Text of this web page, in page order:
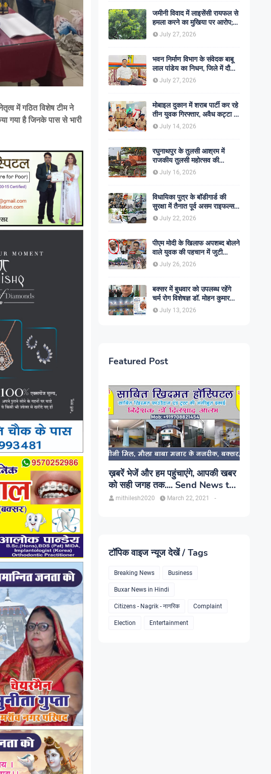
में गठित विशेष टीम ने
गया है जिनके पास से भारी
जमीनी विवाद में लाइसेंसी रायफल से
हमला करने का मुखिया पर आरोप;
मामले की जांच में जुटी पुलिस
July 27, 2026
भवन निर्माण विभाग के संवेदक बाबू
लाल पांडेय का निधन, जिले में दौड़ी
शोक की लहर
July 27, 2026
मोबाइल दुकान में शराब पार्टी कर रहे
तीन युवक गिरफ्तार, अवैध कट्टा व
कारतूस बरामद
July 14, 2026
रघुनाथपुर के तुलसी आश्रम में
राजकीय तुलसी महोत्सव की
अनुशंसा, बीडीओ ने भेजी
सकारात्मक रिपोर्ट
July 16, 2026
विधायिका पुत्र के बॉडीगार्ड की
सुरक्षा में तैनात पूर्व असम राइफल्स
जवान की गोली मारकर हत्या,
सहकर्मी अंगरक्षक गिरफ्तार
July 22, 2026
पीएम मोदी के खिलाफ अपशब्द बोलने
वाले युवक की पहचान में जुटी
पुलिस, बक्सर एसपी ने दिए सख्त
कार्रवाई के संकेत
July 26, 2026
बक्सर में बुधवार को उपलब्ध रहेंगे
चर्म रोग विशेषज्ञ डॉ. मोहन कुमार
सिंह, प्रकाश यूरो क्लिनिक में होगा
परामर्श
July 13, 2026
Featured Post
ख़बरें भेजें और हम पहुंचाएंगे, आपकी खबर
को सही जगह तक.... Send News to
us!mithilesh2020 -
March 22, 2021
टॉपिक वाइज न्यूज देखें / Tags
Breaking News Business
Buxar News in Hindi
Citizens - Nagrik - नागरिक Complaint
Election Entertainment